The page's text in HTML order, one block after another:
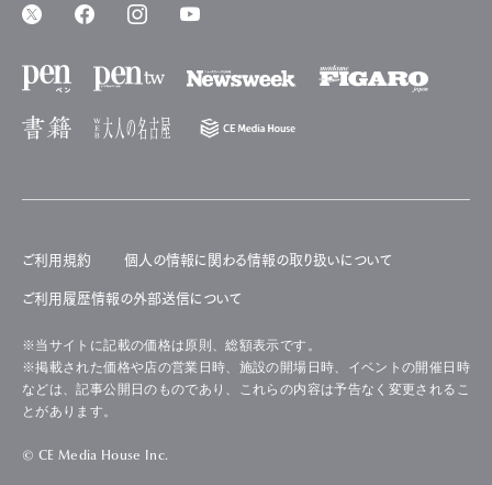
ご利用規約 個人の情報に関わる情報の取り扱いについて
ご利用履歴情報の外部送信について
※当サイトに記載の価格は原則、総額表示です。
※掲載された価格や店の営業日時、施設の開場日時、イベントの開催日時
などは、記事公開日のものであり、これらの内容は予告なく変更されるこ
とがあります。
© CE Media House Inc.